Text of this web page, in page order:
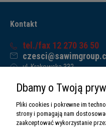
Kontakt
tel./fax 12 270 36 50
ul. Krakowska 332,
Sawim Group Mariusz Zdyb
NIP: 5130284470
REGON: 5246591010
Dbamy o Twoją
Pliki cookies i pokrewne im
strony i pomagają nam
zaakceptować wykorzystanie